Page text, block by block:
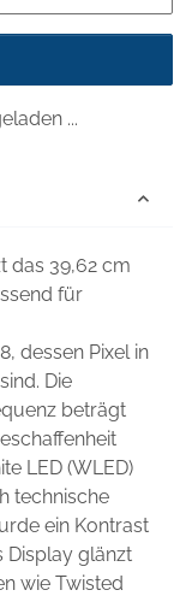
...
das 39,62 cm
für
dessen Pixel in
Die
beträgt
LED (WLED)
technische
ein Kontrast
Display glänzt
wie Twisted